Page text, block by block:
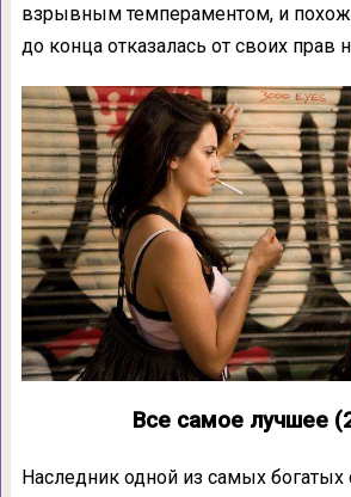
взрывным темпераментом, и
до конца отказалась от своих
Все самое лучшее
Наследник одной из самых